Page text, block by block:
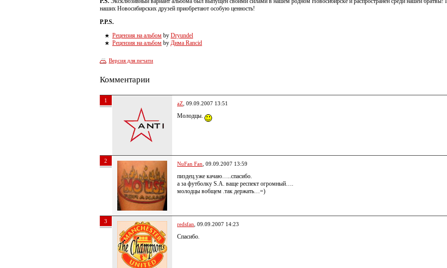
наших Новосибирских друзей приобретают особую ценность!
P.P.S.
Рецензия на альбом by Dryundel
Рецензия на альбом by Дима Rancid
Версия для печати
Комментарии
1 aZ , 09.09.2007 13:51
Молодцы.
2 NuFan Fan , 09.09.2007 13:59
пиздец.уже качаю…..спасибо.
а за футболку S.A. ваще респект огромный….
молодцы вобщем .так держать…=)
3 redsfan , 09.09.2007 14:23
Спасибо.